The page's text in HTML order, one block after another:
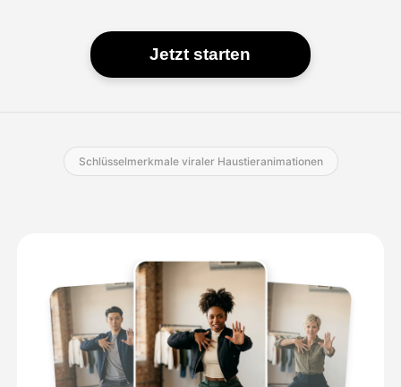
Jetzt starten
Schlüsselmerkmale viraler Haustieranimationen